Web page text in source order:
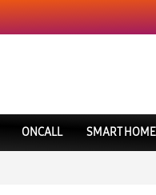
ONCALL SMART HOME